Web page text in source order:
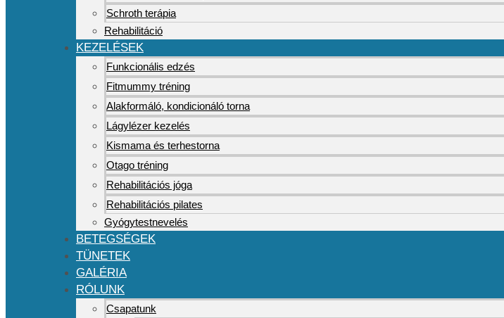
Schroth terápia
Rehabilitáció
KEZELÉSEK
Funkcionális edzés
Fitmummy tréning
Alakformáló, kondicionáló torna
Lágylézer kezelés
Kismama és terhestorna
Otago tréning
Rehabilitációs jóga
Rehabilitációs pilates
Gyógytestnevelés
BETEGSÉGEK
TÜNETEK
GALÉRIA
RÓLUNK
Csapatunk